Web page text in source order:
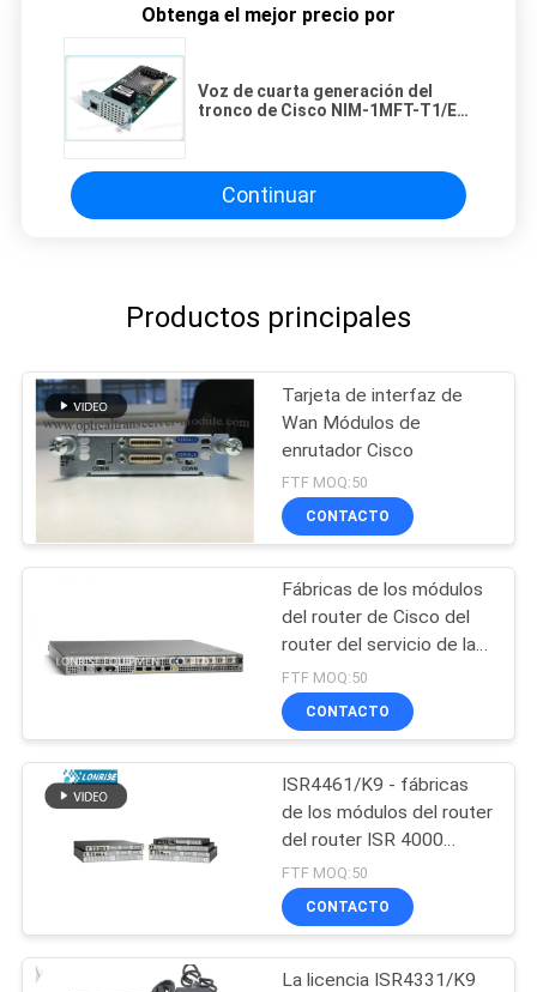
Obtenga el mejor precio por
Voz de cuarta generación del
tronco de Cisco NIM-1MFT-T1/E1
Continuar
Productos principales
Tarjeta de interfaz de
Wan Módulos de
enrutador Cisco
FTF MOQ:50
CONTACTO
Fábricas de los módulos
del router de Cisco del
router del servicio de la
agregación ASR1001
FTF MOQ:50
CONTACTO
ISR4461/K9 - fábricas
de los módulos del router
del router ISR 4000
Cisco de Cisco
FTF MOQ:50
CONTACTO
La licencia ISR4331/K9